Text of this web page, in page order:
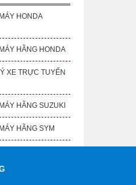
HONDA
HÃNG HONDA
XE TRỰC TUYẾN
HÃNG SUZUKI
HÃNG SYM